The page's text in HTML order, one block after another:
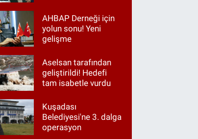
AHBAP Derneği için
yolun sonu! Yeni
gelişme
Aselsan tarafından
geliştirildi! Hedefi
tam isabetle vurdu
Kuşadası
Belediyesi'ne 3. dalga
operasyon